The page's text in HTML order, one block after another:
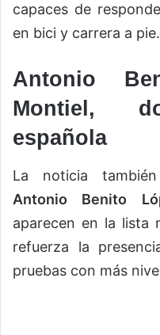
capaces de
en bici y carrera a pie.
Antonio
Montiel,
española
La noticia
Antonio Benito
aparecen en la lista
refuerza la
pruebas con más